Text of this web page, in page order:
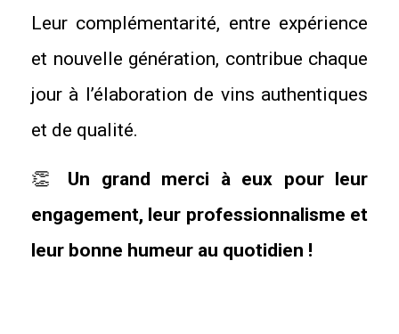
Leur complémentarité, entre expérience
et nouvelle génération, contribue chaque
jour à l’élaboration de vins authentiques
et de qualité.
👏 Un grand merci à eux pour leur
engagement, leur professionnalisme et
leur bonne humeur au quotidien !